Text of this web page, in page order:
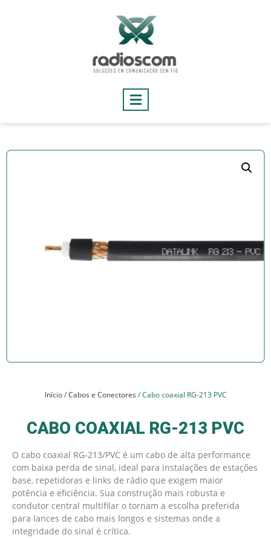
Início/Cabos e Conectores / Cabo coaxial RG-213 PVC
CABO COAXIAL RG-213 PVC
O cabo coaxial RG-213/PVC é um cabo de alta performance
com baixa perda de sinal, ideal para instalações de estações
base, repetidoras e links de rádio que exigem maior
potência e eficiência. Sua construção mais robusta e
condutor central multifilar o tornam a escolha preferida
para lances de cabo mais longos e sistemas onde a
integridade do sinal é crítica.